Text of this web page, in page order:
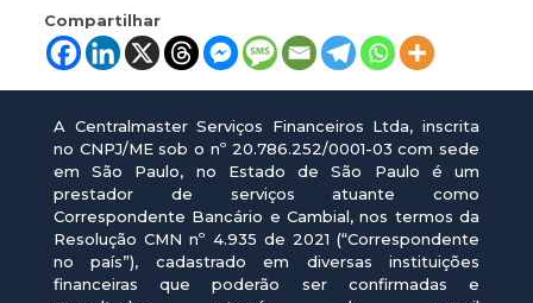
Compartilhar
A Centralmaster Serviços Financeiros Ltda, inscrita
no CNPJ/ME sob o nº 20.786.252/0001-03 com sede
em São Paulo, no Estado de São Paulo é um
prestador de serviços atuante como
Correspondente Bancário e Cambial, nos termos da
Resolução CMN nº 4.935 de 2021 (“Correspondente
no país”), cadastrado em diversas instituições
financeiras que poderão ser confirmadas e